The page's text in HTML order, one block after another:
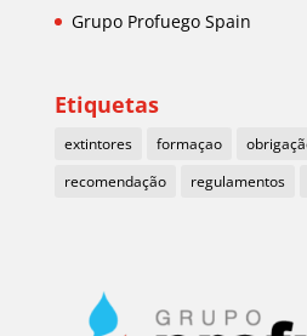
Grupo Profuego Spain
Etiquetas
extintores formaçao
recomendação
regulamentos